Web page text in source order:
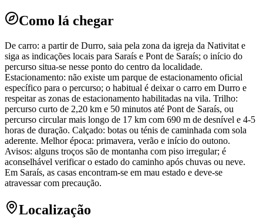
Como lá chegar
De carro: a partir de Durro, saia pela zona da igreja da Nativitat e
siga as indicações locais para Saraís e Pont de Saraís; o início do
percurso situa-se nesse ponto do centro da localidade.
Estacionamento: não existe um parque de estacionamento oficial
específico para o percurso; o habitual é deixar o carro em Durro e
respeitar as zonas de estacionamento habilitadas na vila. Trilho:
percurso curto de 2,20 km e 50 minutos até Pont de Saraís, ou
percurso circular mais longo de 17 km com 690 m de desnível e 4-5
horas de duração. Calçado: botas ou ténis de caminhada com sola
aderente. Melhor época: primavera, verão e início do outono.
Avisos: alguns troços são de montanha com piso irregular; é
aconselhável verificar o estado do caminho após chuvas ou neve.
Em Saraís, as casas encontram-se em mau estado e deve-se
atravessar com precaução.
Localização